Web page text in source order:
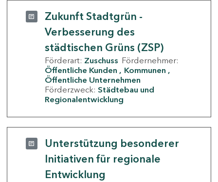
Zukunft Stadtgrün -
Verbesserung des
städtischen Grüns (ZSP)
Förderart: Zuschuss Fördernehmer:
Öffentliche Kunden
Kommunen
Öffentliche Unternehmen
Förderzweck: Städtebau und
Regionalentwicklung
Unterstützung besonderer
Initiativen für regionale
Entwicklung